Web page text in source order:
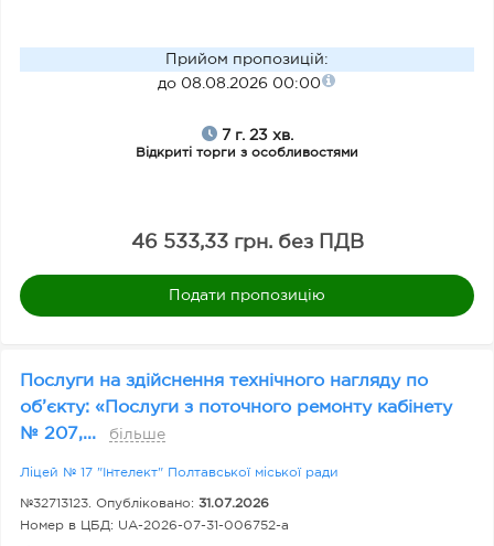
Прийом пропозицій:
до 08.08.2026 00:00
7 г. 23 хв.
Відкриті торги з особливостями
46 533,33 грн. без ПДВ
Подати пропозицію
Послуги на здійснення технічного нагляду по
об’єкту: «Послуги з поточного ремонту кабінету
№ 207,...
більше
Ліцей № 17 "Інтелект" Полтавської міської ради
№32713123. Опубліковано: 31.07.2026
Номер в ЦБД: UA-2026-07-31-006752-a
ат
и
О
б
ь